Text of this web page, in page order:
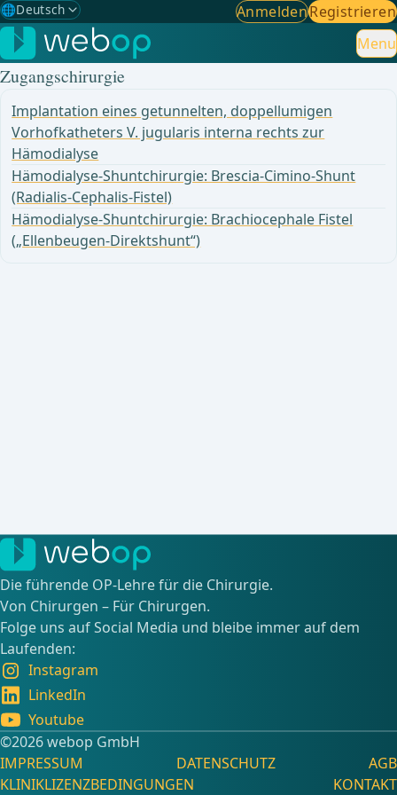
🌐Deutsch
Gewählte Sprache: Deutsch
🇩🇪 Deutsch ✓
🇬🇧English
🇪🇸Spanisch
🇧🇷Brasilianisch
AnmeldenRegistrieren
Menu
Zugangschirurgie
Implantation eines getunnelten, doppellumigen
Vorhofkatheters V. jugularis interna rechts zur
Hämodialyse
Hämodialyse-Shuntchirurgie: Brescia-Cimino-Shunt
(Radialis-Cephalis-Fistel)
Hämodialyse-Shuntchirurgie: Brachiocephale Fistel
(„Ellenbeugen-Direktshunt“)
Die führende OP-Lehre für die Chirurgie.
Von Chirurgen – Für Chirurgen.
Folge uns auf Social Media und bleibe immer auf dem
Laufenden:
Instagram
LinkedIn
Youtube
©️2026 webop GmbH
IMPRESSUM
DATENSCHUTZ
AGB
KLINIKLIZENZBEDINGUNGEN
KONTAKT